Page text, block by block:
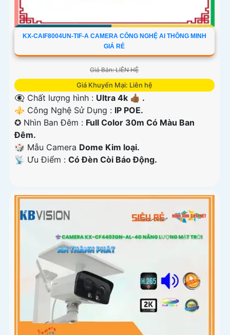
KX-CAIF8004UN-TIF-A CAMERA CÔNG NGHỆ AI THÔNG MINH
GIÁ RẺ
Giá Bán: LIÊN HỆ
Giá Khuyến Mại: Liên hệ
👁️‍🗨 Chất lượng hình : Ultra 4k 👍🏾 .
⚜️ Công Nghệ Sử Dụng : IP POE.
✪ Nhìn Ban Đêm : Full Color 30m Có Màu Ban
Ðêm.
🎲 Mẫu Camera Dome Kim loại.
️📡 Ưu Điểm : Có Ðèn Còi Báo Động.